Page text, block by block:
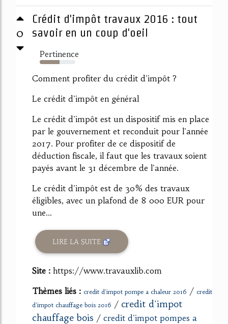
0
Crédit d'impôt travaux 2016 : tout
savoir en un coup d'oeil
Pertinence
55%
Comment profiter du crédit d'impôt ?
Le crédit d'impôt en général
Le crédit d'impôt est un dispositif mis en place
par le gouvernement et reconduit pour l'année
2017. Pour profiter de ce dispositif de
déduction fiscale, il faut que les travaux soient
payés avant le 31 décembre de l'année.
Le crédit d'impôt est de 30% des travaux
éligibles, avec un plafond de 8 000 EUR pour
une...
LIRE LA SUITE
Site : https://www.travauxlib.com
Thèmes liés : credit d'impot pompe a chaleur 2016 / credit
d'impot chauffage bois 2016 / credit d'impot
chauffage bois / credit d'impot pompes a